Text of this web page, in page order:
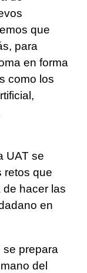
que
para
en forma
como los
UAT se
retos que
hacer las
en
se prepara
del